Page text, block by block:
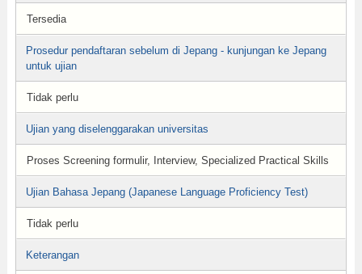
Tersedia
Prosedur pendaftaran sebelum di Jepang - kunjungan ke Jepang
untuk ujian
Tidak perlu
Ujian yang diselenggarakan universitas
Proses Screening formulir, Interview, Specialized Practical Skills
Ujian Bahasa Jepang (Japanese Language Proficiency Test)
Tidak perlu
Keterangan